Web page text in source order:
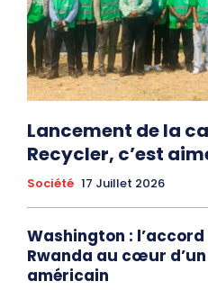
Lancement de la
Recycler, c’est
Société 17 Juillet 2026
Washington : l’accord
Rwanda au cœur
américain